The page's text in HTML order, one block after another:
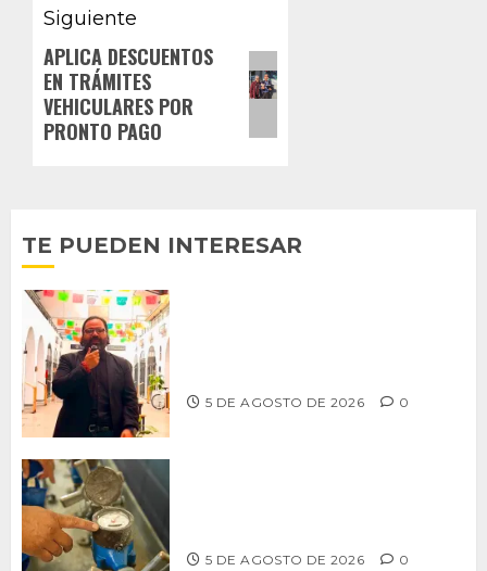
Siguiente
Siguiente
entrada:
APLICA DESCUENTOS
EN TRÁMITES
VEHICULARES POR
PRONTO PAGO
TE PUEDEN INTERESAR
5 DE AGOSTO DE 2026 0
5 DE AGOSTO DE 2026 0